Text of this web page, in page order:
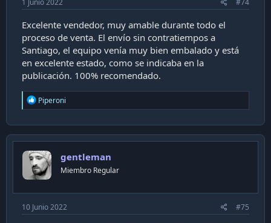
Excelente vendedor, muy amable durante todo el
proceso de venta. El envío sin contratiempos a
Santiago, el equipo venía muy bien embalado y está
en excelente estado, como se indicaba en la
publicación. 100% recomendado.
R
e
c
t
o
n
s
Piperoni
gentleman
Miembro Regular
10 Junio 2022 #75